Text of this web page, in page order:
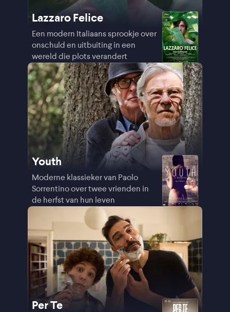
Lazzaro Felice
Een modern Italiaans sprookje over
onschuld en uitbuiting in een
wereld die plots verandert
Youth
Moderne klassieker van Paolo
Sorrentino over twee vrienden in
de herfst van hun leven
Per Te